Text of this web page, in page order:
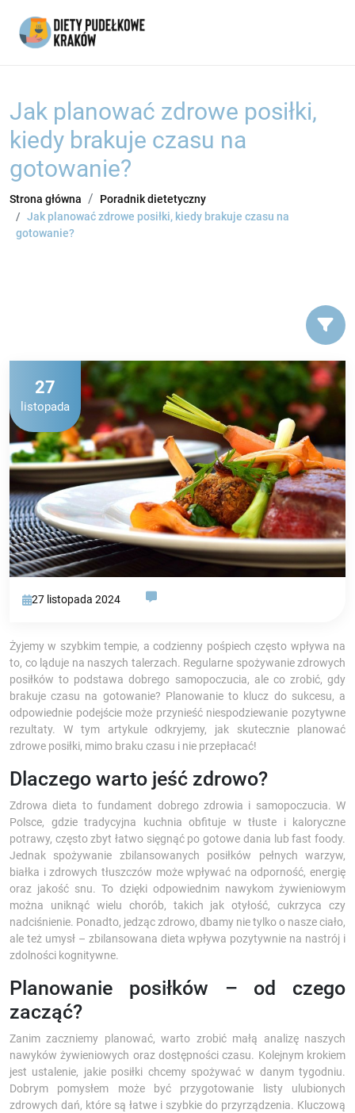
Jak planować zdrowe posiłki,
kiedy brakuje czasu na
gotowanie?
Strona główna
Poradnik dietetyczny
Jak planować zdrowe posiłki, kiedy brakuje czasu na
gotowanie?
27 listopada 2024
27
listopada
Żyjemy w szybkim tempie, a codzienny pośpiech często wpływa na
to, co ląduje na naszych talerzach. Regularne spożywanie zdrowych
posiłków to podstawa dobrego samopoczucia, ale co zrobić, gdy
brakuje czasu na gotowanie? Planowanie to klucz do sukcesu, a
odpowiednie podejście może przynieść niespodziewanie pozytywne
rezultaty. W tym artykule odkryjemy, jak skutecznie planować
zdrowe posiłki, mimo braku czasu i nie przepłacać!
Dlaczego warto jeść zdrowo?
Zdrowa dieta to fundament dobrego zdrowia i samopoczucia. W
Polsce, gdzie tradycyjna kuchnia obfituje w tłuste i kaloryczne
potrawy, często zbyt łatwo sięgnąć po gotowe dania lub fast foody.
Jednak spożywanie zbilansowanych posiłków pełnych warzyw,
białka i zdrowych tłuszczów może wpływać na odporność, energię
oraz jakość snu. To dzięki odpowiednim nawykom żywieniowym
można uniknąć wielu chorób, takich jak otyłość, cukrzyca czy
nadciśnienie. Ponadto, jedząc zdrowo, dbamy nie tylko o nasze ciało,
ale też umysł – zbilansowana dieta wpływa pozytywnie na nastrój i
zdolności kognitywne.
Planowanie posiłków – od czego
zacząć?
Zanim zaczniemy planować, warto zrobić małą analizę naszych
nawyków żywieniowych oraz dostępności czasu. Kolejnym krokiem
jest ustalenie, jakie posiłki chcemy spożywać w danym tygodniu.
Dobrym pomysłem może być przygotowanie listy ulubionych
zdrowych dań, które są łatwe i szybkie do przyrządzenia. Kluczową